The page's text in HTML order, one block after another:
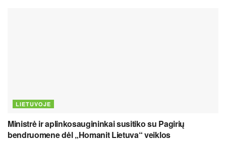
LIETUVOJE
Ministrė ir aplinkosaugininkai susitiko su Pagirių
bendruomene dėl „Homanit Lietuva“ veiklos